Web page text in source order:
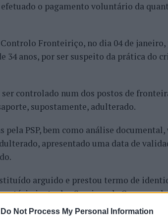
Do Not Process My Personal Information
o pagamento voluntário da
Fronteiriço, no dia 04 de janeiro,
34 anos, por ser suspeito da prática do
controlado num dos postos de
supostamente, adulterado.
PSP, bem como análise
apresentado uma data de
arguido e prestou termo de
junto dos Serviços da Comarca
MP. Audiência adiada para data